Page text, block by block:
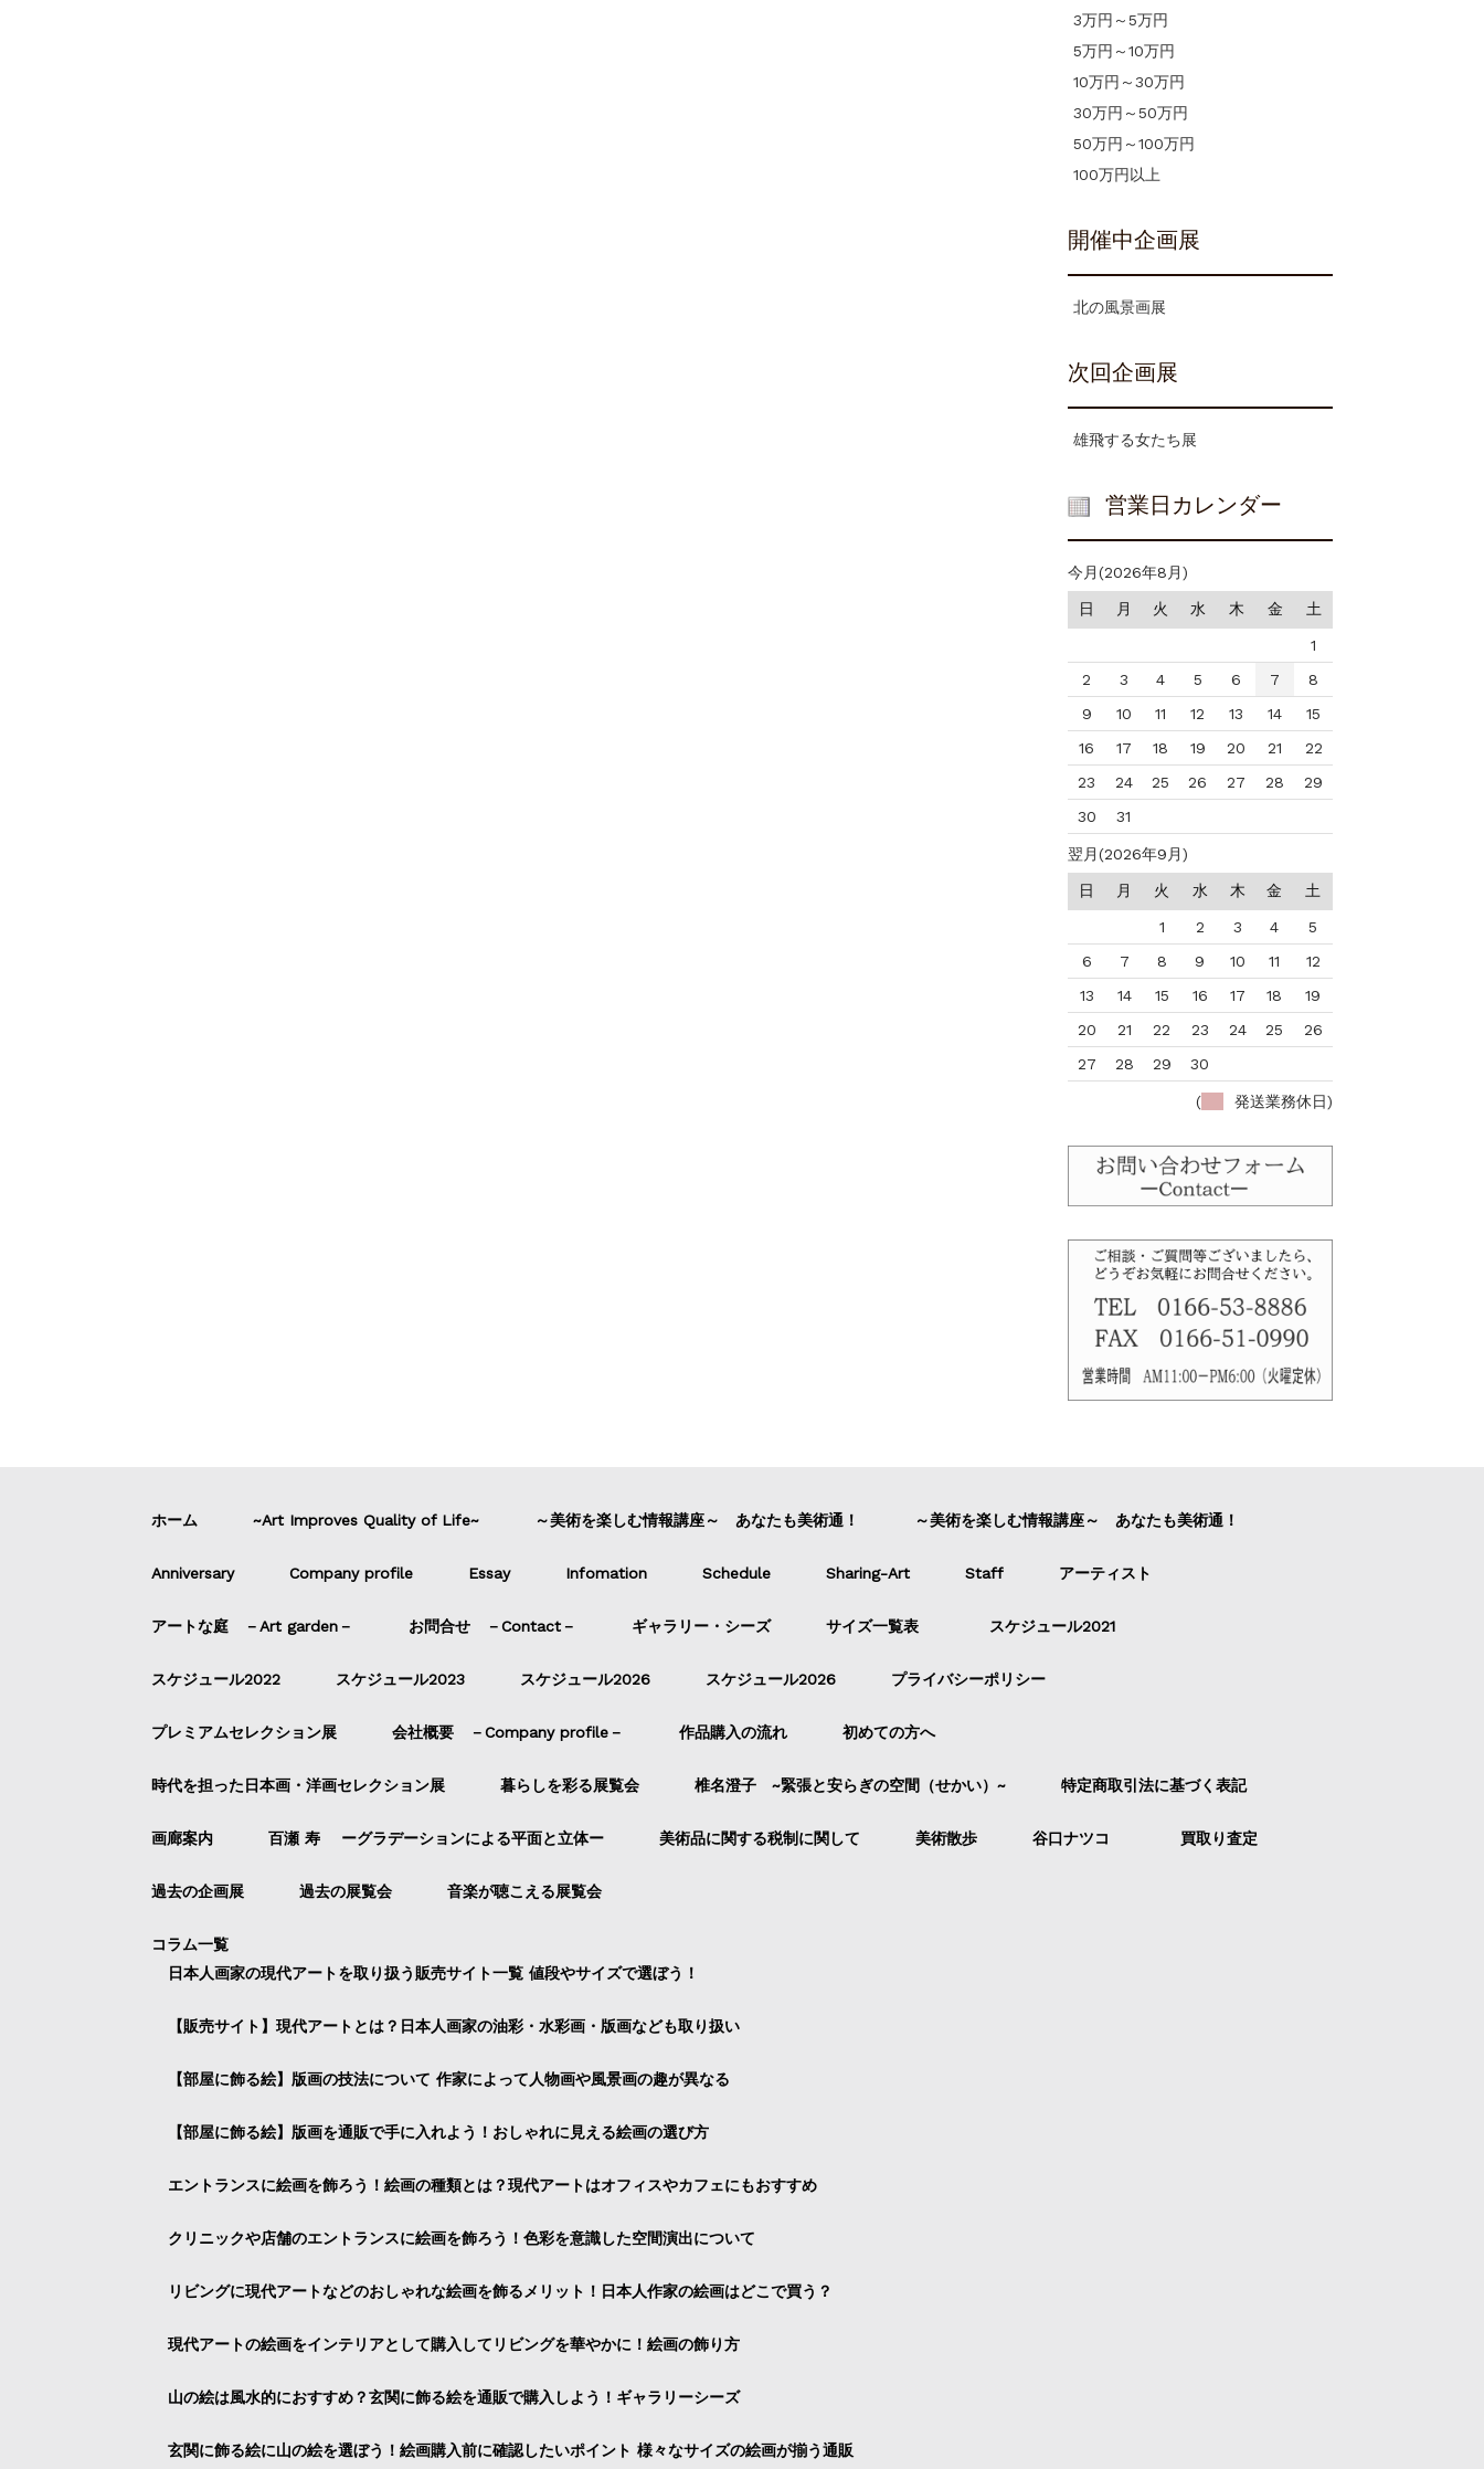
3万円～5万円
5万円～10万円
10万円～30万円
30万円～50万円
50万円～100万円
100万円以上
開催中企画展
北の風景画展
次回企画展
雄飛する女たち展
営業日カレンダー
今月(2026年8月)
日 月 火 水 木 金 土
1
2
3 4 5 6 7
8
9
10 11 12 13 14
15
16
17 18 19 20 21
22
23
24 25 26 27 28
29
30
31
翌月(2026年9月)
日 月 火 水 木 金 土
1 2 3 4
5
6
7 8 9 10 11
12
13
14 15 16 17 18
19
20
21 22 23 24 25
26
27
28 29 30
( 発送業務休日)
ホーム ~Art Improves Quality of Life~ ～美術を楽しむ情報講座～ あなたも美術通！ ～美術を楽しむ情報講座～ あなたも美術通！
Anniversary Company profile Essay Infomation Schedule Sharing-Art Staff アーティスト
アートな庭 －Art garden－ お問合せ －Contact－ ギャラリー・シーズ サイズ一覧表 スケジュール2021
スケジュール2022 スケジュール2023 スケジュール2026 スケジュール2026 プライバシーポリシー
プレミアムセレクション展 会社概要 －Company profile－ 作品購入の流れ 初めての方へ
時代を担った日本画・洋画セレクション展 暮らしを彩る展覧会 椎名澄子 ~緊張と安らぎの空間（せかい）~ 特定商取引法に基づく表記
画廊案内 百瀬 寿 ーグラデーションによる平面と立体ー 美術品に関する税制に関して 美術散歩 谷口ナツコ 買取り査定
過去の企画展 過去の展覧会 音楽が聴こえる展覧会
コラム一覧
日本人画家の現代アートを取り扱う販売サイト一覧 値段やサイズで選ぼう！
【販売サイト】現代アートとは？日本人画家の油彩・水彩画・版画なども取り扱い
【部屋に飾る絵】版画の技法について 作家によって人物画や風景画の趣が異なる
【部屋に飾る絵】版画を通販で手に入れよう！おしゃれに見える絵画の選び方
エントランスに絵画を飾ろう！絵画の種類とは？現代アートはオフィスやカフェにもおすすめ
クリニックや店舗のエントランスに絵画を飾ろう！色彩を意識した空間演出について
リビングに現代アートなどのおしゃれな絵画を飾るメリット！日本人作家の絵画はどこで買う？
現代アートの絵画をインテリアとして購入してリビングを華やかに！絵画の飾り方
山の絵は風水的におすすめ？玄関に飾る絵を通販で購入しよう！ギャラリーシーズ
玄関に飾る絵に山の絵を選ぼう！絵画購入前に確認したいポイント 様々なサイズの絵画が揃う通販